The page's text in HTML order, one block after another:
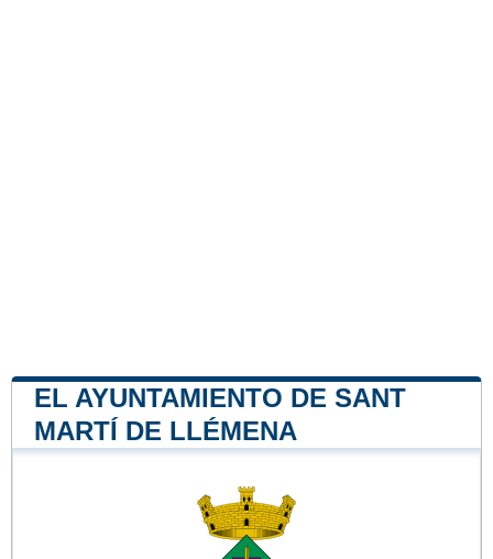
EL AYUNTAMIENTO DE SANT
MARTÍ DE LLÉMENA